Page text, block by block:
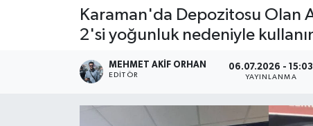
Karaman'da Depozitosu Olan
2'si yoğunluk nedeniyle
MEHMET AKIF ORHAN
EDITÖR
06.07.2026 - 15:03
YAYINLANMA
Vefat Edenler